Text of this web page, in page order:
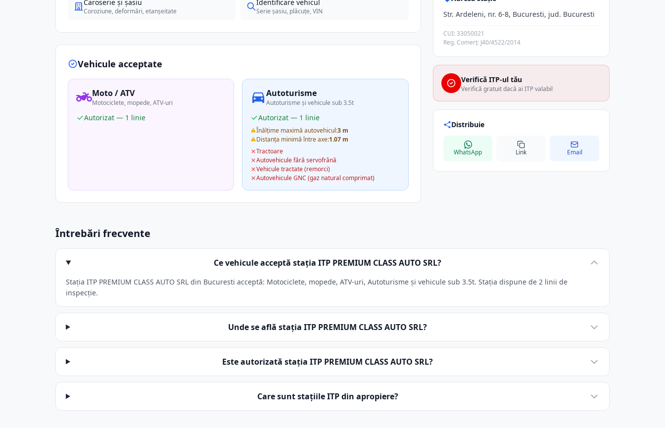
Caroserie și șasiu
Coroziune, deformări, etanșeitate
Identificare vehicul
Serie șasiu, plăcuțe, VIN
Vehicule acceptate
Moto / ATV
Motociclete, mopede, ATV-uri
Autorizat — 1 linie
Autoturisme
Autoturisme și vehicule sub 3.5t
Autorizat — 1 linie
Înălțime maximă autovehicul:3 m
Distanța minimă între axe:1.07 m
Tractoare
Autovehicule fără servofrână
Vehicule tractate (remorci)
Autovehicule GNC (gaz natural comprimat)
Str. Ardeleni, nr. 6-8, Bucuresti, jud. Bucuresti
CUI: 33050021
Reg. Comerț: J40/4522/2014
Verifică ITP-ul tău
Verifică gratuit dacă ai ITP valabil
Distribuie
WhatsApp Link Email
Întrebări frecvente
Ce vehicule acceptă stația ITP PREMIUM CLASS AUTO SRL?
Stația ITP PREMIUM CLASS AUTO SRL din Bucuresti acceptă: Motociclete, mopede, ATV-uri, Autoturisme și vehicule sub 3.5t. Stația dispune de 2 linii de
inspecție.
Unde se află stația ITP PREMIUM CLASS AUTO SRL?
Este autorizată stația ITP PREMIUM CLASS AUTO SRL?
Care sunt stațiile ITP din apropiere?